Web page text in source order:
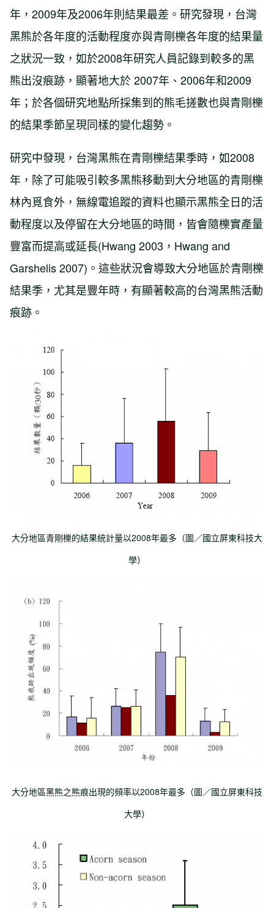
年，2009年及2006年則結果最差。研究發現，台灣
黑熊於各年度的活動程度亦與青剛櫟各年度的結果量
之狀況一致，如於2008年研究人員記錄到較多的黑
熊出沒痕跡，顯著地大於 2007年、2006年和2009
年；於各個研究地點所採集到的熊毛搓數也與青剛櫟
的結果季節呈現同樣的變化趨勢。
研究中發現，台灣黑熊在青剛櫟結果季時，如2008
年，除了可能吸引較多黑熊移動到大分地區的青剛櫟
林內覓食外，無線電追蹤的資料也顯示黑熊全日的活
動程度以及停留在大分地區的時間，皆會隨櫟實產量
豐富而提高或延長(Hwang 2003，Hwang and
Garshelis 2007)。這些狀況會導致大分地區於青剛櫟
結果季，尤其是豐年時，有顯著較高的台灣黑熊活動
痕跡。
大分地區青剛櫟的結果統計量以2008年最多（圖／國立屏東科技大
學）
大分地區黑熊之熊痕出現的頻率以2008年最多（圖／國立屏東科技
大學）